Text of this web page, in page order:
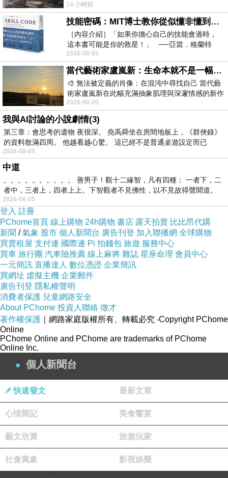
測，故曰天間也。」載王逸楚辭注。
一步觀察，不會
14 小時前
技能密碼：MIT博士教你從似懂非懂到穩定輸出，把專業變事業的職能升級攻略 /麥特．比恩(容錯)
［內容介紹］「如果你擔心自己的技能會過時，
這本書可能是你的救星！」 ──亞當．格蘭特
（Adam Grant），《
2026-08-05
當代藝術家盧嵐新：生命本就不是一幅能被定義的肖像，在混亂與交疊中拼湊完整的靈魂
🎨 無法被定義的肖像：在混沌中尋找自己 當代藝
術家盧嵐新在此幅充滿抽象肌理與深邃情感的新作
中，以灰白為基底，交織著塗抹、刮擦與
2026-08-05
我與AI討論的小說劇情(3)
第三章：會思考的遺物 夜很深。 堯禹舜坐在房間地板上，《群俠錄》
的資料散滿四周。 他越看越心驚。 這已經不是普通桌遊設定而已
2026-08-05
中道
。。。。。。。。。。 善男子！觀十二緣智，凡有四種： 一者下，二
者中，三者上，四者上上。下智觀者不見佛性，以不見故得聲聞道。
2026-08-05
登入 註冊
PChome首頁 線上購物 24h購物 書店 露天拍賣 比比昂代購
新聞 /氣象 股市 個人新聞台 廣告刊登 加入聯播網 全球購物
買賣租屋 支付連 國際連 Pi 拍錢包 旅遊 服務中心
買車 旅行團 汽車險推薦 線上麻將 雜誌 星座命理 會員中心
一元簡訊 直播達人 數位憑證 企業簡訊
買網址 虛擬主機 企業郵件
廣告刊登 隱私權聲明
消費者保護 兒童網路安全
About PChome 投資人聯絡 徵才
著作權保護 ｜網路家庭版權所有、轉載必究 ‧Copyright PChome
Online
PChome Online and PChome are trademarks of PChome
Online Inc.
個人新聞台
快速發文 最新文章
心情雜記 美食饗宴
藝文欣賞 旅遊玩家
社會萬象 影視娛樂